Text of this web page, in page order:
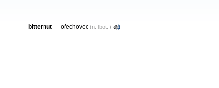
bitternut — ořechovec (n: [bot.])